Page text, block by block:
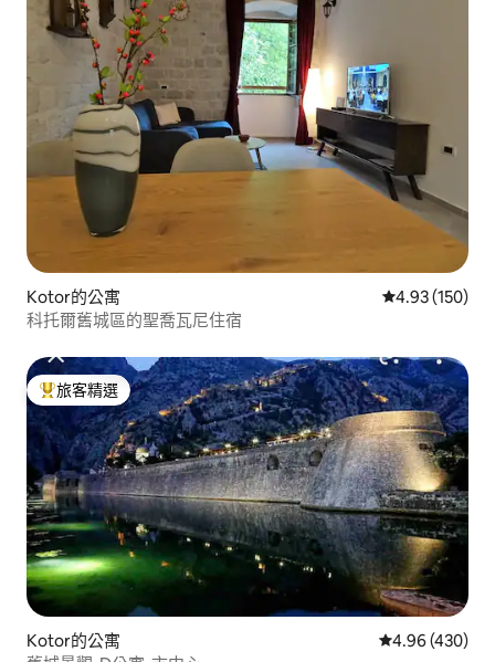
Kotor的公寓 從 150 則評價
4.93 (150)
科托爾舊城區的聖喬瓦尼住宿
旅客精選榜首
旅客精選
Kotor的公寓 從 430 則評價
4.96 (430)